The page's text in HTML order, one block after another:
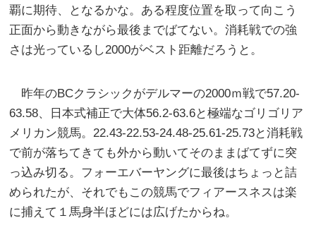
覇に期待、となるかな。ある程度位置を取って向こう
正面から動きながら最後までばてない。消耗戦での強
さは光っているし2000がベスト距離だろうと。
昨年のBCクラシックがデルマーの2000ｍ戦で57.20-
63.58、日本式補正で大体56.2-63.6と極端なゴリゴリア
メリカン競馬。22.43-22.53-24.48-25.61-25.73と消耗戦
で前が落ちてきても外から動いてそのままばてずに突
っ込み切る。フォーエバーヤングに最後はちょっと詰
められたが、それでもこの競馬でフィアースネスは楽
に捕えて１馬身半ほどには広げたからね。